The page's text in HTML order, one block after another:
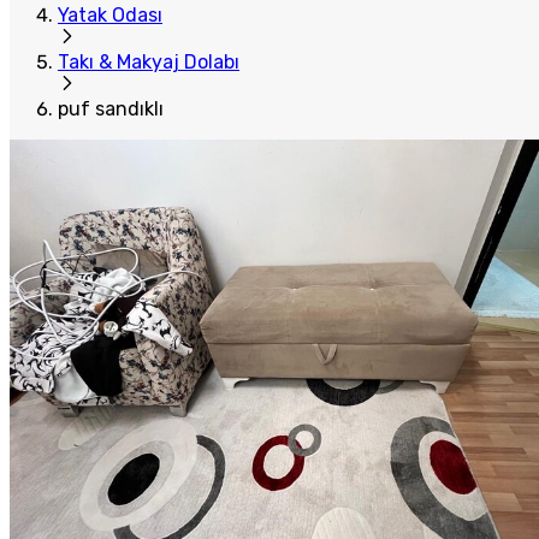
Yatak Odası
Takı & Makyaj Dolabı
puf sandıklı